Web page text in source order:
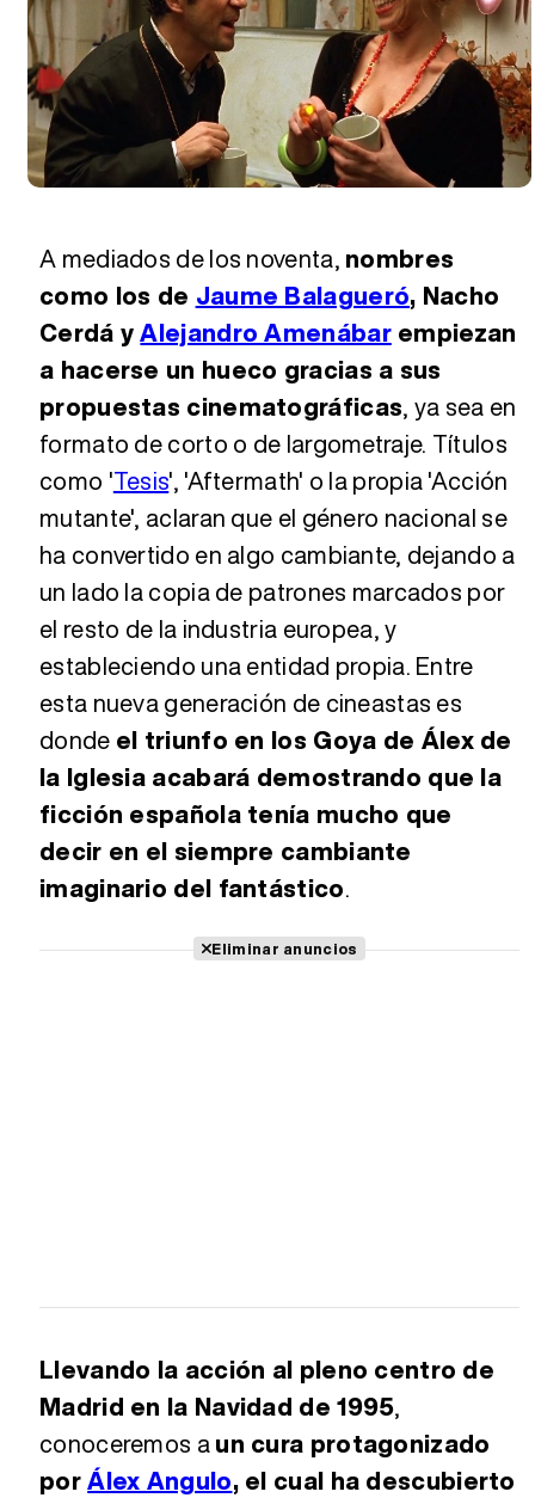
A mediados de los noventa, nombres
como los de Jaume Balagueró, Nacho
Cerdá yAlejandro Amenábarempiezan
a hacerse un hueco gracias a sus
propuestas cinematográficas, ya sea en
formato de corto o de largometraje. Títulos
como 'Tesis', 'Aftermath' o la propia 'Acción
mutante', aclaran que el género nacional se
ha convertido en algo cambiante, dejando a
un lado la copia de patrones marcados por
el resto de la industria europea, y
estableciendo una entidad propia. Entre
esta nueva generación de cineastas es
donde el triunfo en los Goya de Álex de
la Iglesia acabará demostrando que la
ficción española tenía mucho que
decir en el siempre cambiante
imaginario del fantástico.
Eliminar anuncios
Llevando la acción al pleno centro de
Madrid en la Navidad de 1995,
conoceremos aun cura protagonizado
porÁlex Angulo, el cual ha descubierto